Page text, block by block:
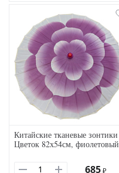
Китайские тканевые зонтики
Цветок 82х54см, фиолетовый
685 ₽